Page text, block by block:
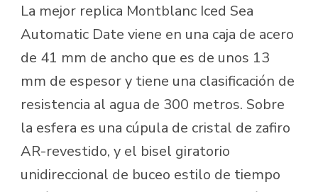
La mejor replica Montblanc Iced Sea
Automatic Date viene en una caja de acero
de 41 mm de ancho que es de unos 13
mm de espesor y tiene una clasificación de
resistencia al agua de 300 metros. Sobre
la esfera es una cúpula de cristal de zafiro
AR-revestido, y el bisel giratorio
unidireccional de buceo estilo de tiempo